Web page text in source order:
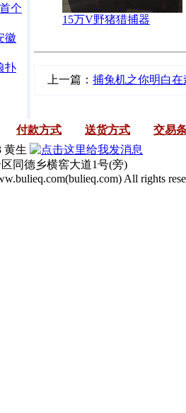
个
徽
扑
15万V野猪猎捕器
上一篇：捕兔机之你明白
付款方式 送货方式
交易
黄生
同德乡横窖大道1号(旁)
All rights